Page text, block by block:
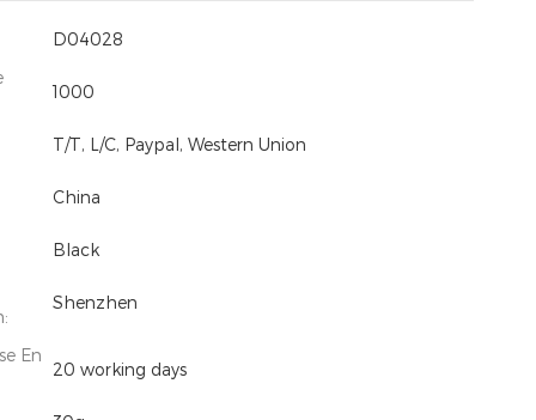
D04028
1000
T/T, L/C, Paypal, Western Union
China
Black
Shenzhen
En
20 working days